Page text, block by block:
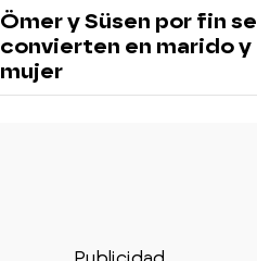
Ömer y Süsen por fin se
convierten en marido y
mujer